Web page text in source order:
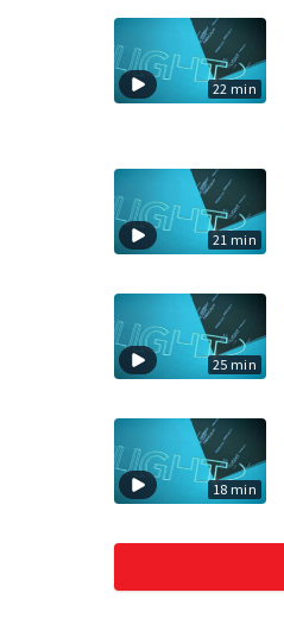
22 min
21 min
25 min
18 min